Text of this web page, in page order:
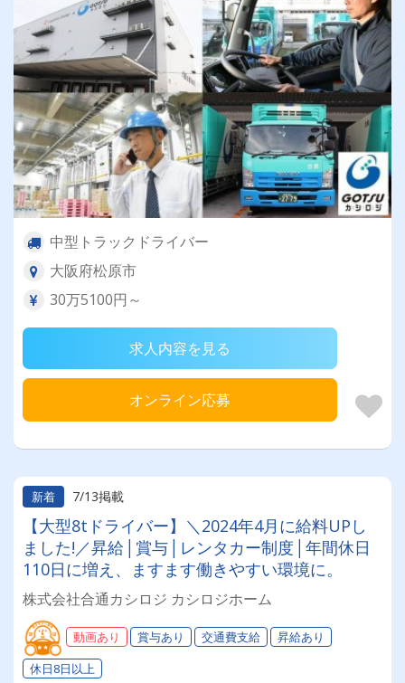
中型トラックドライバー
大阪府松原市
30万5100円～
求人内容を見る
オンライン応募
新着 7/13掲載
【大型8tドライバー】＼2024年4月に給料UPし
ました!／昇給│賞与│レンタカー制度│年間休日
110日に増え、ますます働きやすい環境に。
株式会社合通カシロジ カシロジホーム
動画あり 賞与あり 交通費支給
昇給あり
休日8日以上